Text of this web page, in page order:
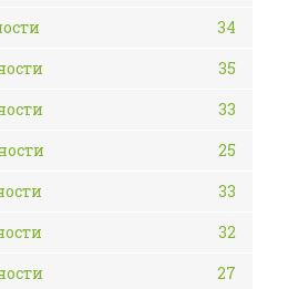
34
35
33
25
33
32
27